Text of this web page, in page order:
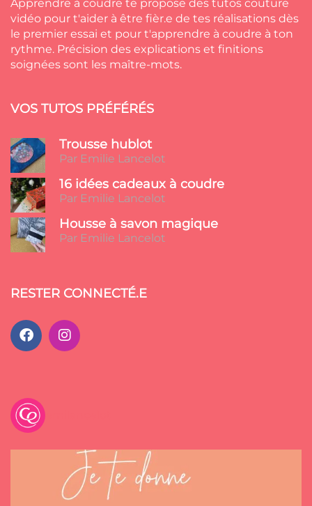
Apprendre à coudre te propose des tutos couture
vidéo pour t'aider à être fièr.e de tes réalisations dès
le premier essai et pour t'apprendre à coudre à ton
rythme. Précision des explications et finitions
soignées sont les maître-mots.
VOS TUTOS PRÉFÉRÉS
Trousse hublot
Par Emilie Lancelot
16 idées cadeaux à coudre
Par Emilie Lancelot
Housse à savon magique
Par Emilie Lancelot
RESTER CONNECTÉ.E